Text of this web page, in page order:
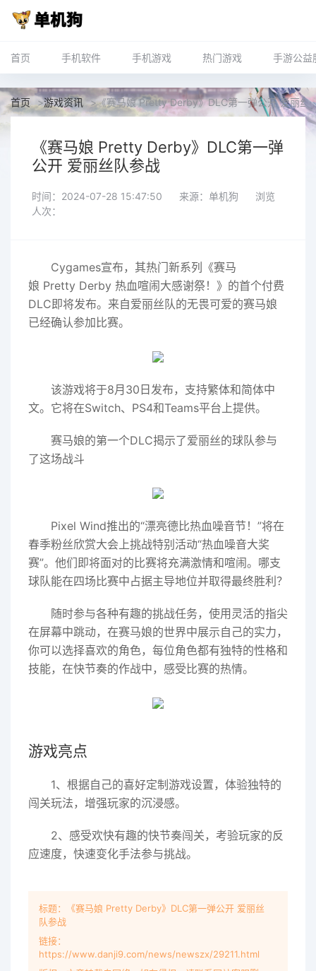
首页 手机软件 手机游戏 热门游戏 手游公益
首页 >游戏资讯 >《赛马娘 Pretty Derby》DLC第一弹公开 爱丽丝
《赛马娘 Pretty Derby》DLC第一弹
公开 爱丽丝队参战
时间：2024-07-28 15:47:50 来源：单机狗
浏览
人次：
Cygames宣布，其热门新系列《赛马
娘 Pretty Derby 热血喧闹大感谢祭！》的首个付费
DLC即将发布。来自爱丽丝队的无畏可爱的赛马娘
已经确认参加比赛。
该游戏将于8月30日发布，支持繁体和简体中
文。它将在Switch、PS4和Teams平台上提供。
赛马娘的第一个DLC揭示了爱丽丝的球队参与
了这场战斗
Pixel Wind推出的“漂亮德比热血噪音节！”将在
春季粉丝欣赏大会上挑战特别活动“热血噪音大奖
赛”。他们即将面对的比赛将充满激情和喧闹。哪支
球队能在四场比赛中占据主导地位并取得最终胜利？
随时参与各种有趣的挑战任务，使用灵活的指尖
在屏幕中跳动，在赛马娘的世界中展示自己的实力，
你可以选择喜欢的角色，每位角色都有独特的性格和
技能，在快节奏的作战中，感受比赛的热情。
游戏亮点
1、根据自己的喜好定制游戏设置，体验独特的
闯关玩法，增强玩家的沉浸感。
2、感受欢快有趣的快节奏闯关，考验玩家的反
应速度，快速变化手法参与挑战。
标题：《赛马娘 Pretty Derby》DLC第一弹公开 爱丽丝
队参战
链接：
https://www.danji9.com/news/newszx/29211.html